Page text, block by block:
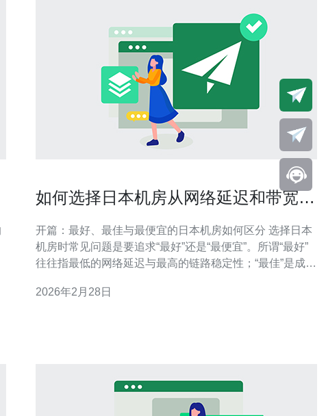
如何选择日本机房从网络延迟和带宽角
开篇：最好、最佳与最便宜的日本机房如何区分 选择日本
机房时常见问题是要追求“最好”还是“最便宜”。所谓“最好”
往往指最低的网络延迟与最高的链路稳定性；“最佳”是成本
文以带宽与网络延迟为主线，从测评方法、链路结构、计
2026年2月28日